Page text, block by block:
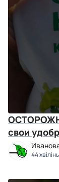
ОСТОРОЖНО!
свои
44